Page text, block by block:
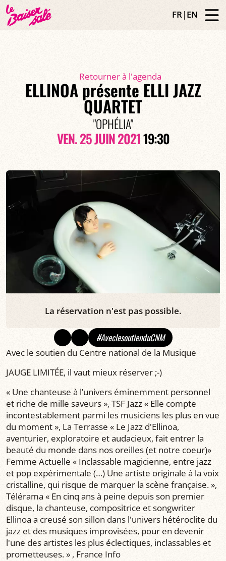
FR|EN
Retourner à l'agenda
ELLINOA présente ELLI JAZZ
QUARTET
"OPHÉLIA"
VEN. 25 JUIN 202119:30
La réservation n'est pas possible.
#AveclesoutienduCNM
Avec le soutien du Centre national de la Musique
JAUGE LIMITÉE, il vaut mieux réserver ;-)
« Une chanteuse à l’univers éminemment personnel
et riche de mille saveurs », TSF Jazz « Elle compte
incontestablement parmi les musiciens les plus en vue
du moment », La Terrasse « Le Jazz d'Ellinoa,
aventurier, exploratoire et audacieux, fait entrer la
beauté du monde dans nos oreilles (et notre coeur)»
Femme Actuelle « Inclassable magicienne, entre jazz
et pop expérimentale (…) Une artiste originale à la voix
cristalline, qui risque de marquer la scène française. »,
Télérama « En cinq ans à peine depuis son premier
disque, la chanteuse, compositrice et songwriter
Ellinoa a creusé son sillon dans l'univers hétéroclite du
jazz et des musiques improvisées, pour en devenir
l'une des artistes les plus éclectiques, inclassables et
prometteuses. » , France Info